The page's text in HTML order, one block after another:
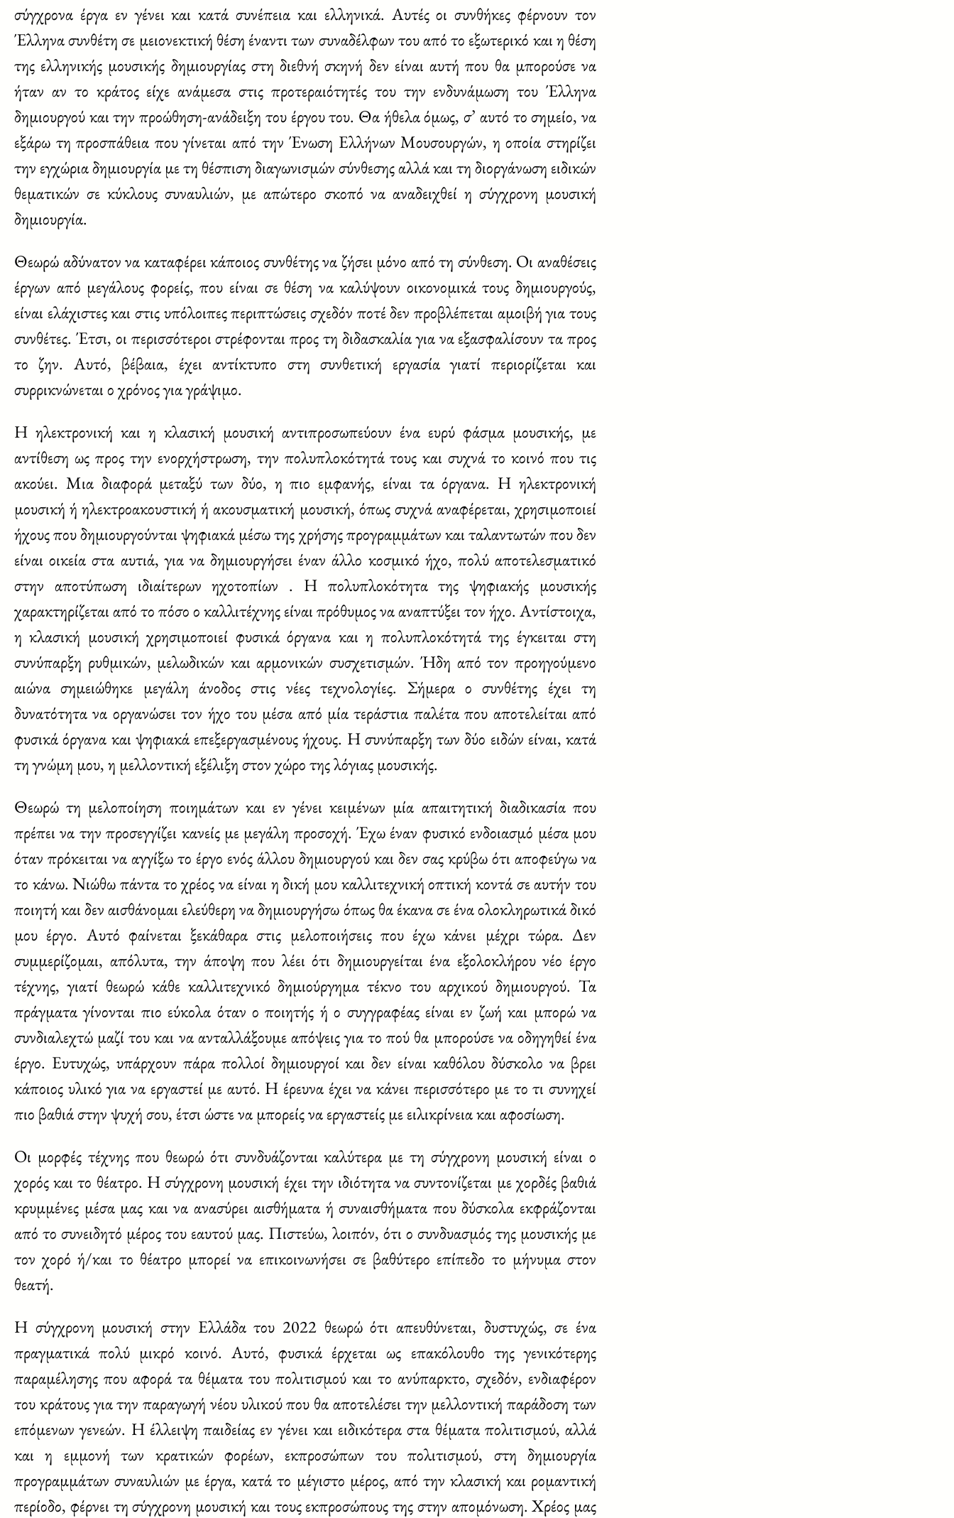
σύγχρονα έργα εν γένει και κατά συνέπεια και ελληνικά. Αυτές οι συνθήκες φέρνουν τον
Έλληνα συνθέτη σε μειονεκτική θέση έναντι των συναδέλφων του από το εξωτερικό και η θέση
της ελληνικής μουσικής δημιουργίας στη διεθνή σκηνή δεν είναι αυτή που θα μπορούσε να
ήταν αν το κράτος είχε ανάμεσα στις προτεραιότητές του την ενδυνάμωση του Έλληνα
δημιουργού και την προώθηση-ανάδειξη του έργου του. Θα ήθελα όμως, σ’ αυτό το σημείο, να
εξάρω τη προσπάθεια που γίνεται από την Ένωση Ελλήνων Μουσουργών, η οποία στηρίζει
την εγχώρια δημιουργία με τη θέσπιση διαγωνισμών σύνθεσης αλλά και τη διοργάνωση ειδικών
θεματικών σε κύκλους συναυλιών, με απώτερο σκοπό να αναδειχθεί η σύγχρονη μουσική
δημιουργία.
Θεωρώ αδύνατον να καταφέρει κάποιος συνθέτης να ζήσει μόνο από τη σύνθεση. Οι αναθέσεις
έργων από μεγάλους φορείς, που είναι σε θέση να καλύψουν οικονομικά τους δημιουργούς,
είναι ελάχιστες και στις υπόλοιπες περιπτώσεις σχεδόν ποτέ δεν προβλέπεται αμοιβή για τους
συνθέτες. Έτσι, οι περισσότεροι στρέφονται προς τη διδασκαλία για να εξασφαλίσουν τα προς
το ζην. Αυτό, βέβαια, έχει αντίκτυπο στη συνθετική εργασία γιατί περιορίζεται και
συρρικνώνεται ο χρόνος για γράψιμο.
Η ηλεκτρονική και η κλασική μουσική αντιπροσωπεύουν ένα ευρύ φάσμα μουσικής, με
αντίθεση ως προς την ενορχήστρωση, την πολυπλοκότητά τους και συχνά το κοινό που τις
ακούει. Μια διαφορά μεταξύ των δύο, η πιο εμφανής, είναι τα όργανα. Η ηλεκτρονική
μουσική ή ηλεκτροακουστική ή ακουσματική μουσική, όπως συχνά αναφέρεται, χρησιμοποιεί
ήχους που δημιουργούνται ψηφιακά μέσω της χρήσης προγραμμάτων και ταλαντωτών που δεν
είναι οικεία στα αυτιά, για να δημιουργήσει έναν άλλο κοσμικό ήχο, πολύ αποτελεσματικό
στην αποτύπωση ιδιαίτερων ηχοτοπίων . Η πολυπλοκότητα της ψηφιακής μουσικής
χαρακτηρίζεται από το πόσο ο καλλιτέχνης είναι πρόθυμος να αναπτύξει τον ήχο. Αντίστοιχα,
η κλασική μουσική χρησιμοποιεί φυσικά όργανα και η πολυπλοκότητά της έγκειται στη
συνύπαρξη ρυθμικών, μελωδικών και αρμονικών συσχετισμών. Ήδη από τον προηγούμενο
αιώνα σημειώθηκε μεγάλη άνοδος στις νέες τεχνολογίες. Σήμερα ο συνθέτης έχει τη
δυνατότητα να οργανώσει τον ήχο του μέσα από μία τεράστια παλέτα που αποτελείται από
φυσικά όργανα και ψηφιακά επεξεργασμένους ήχους. Η συνύπαρξη των δύο ειδών είναι, κατά
τη γνώμη μου, η μελλοντική εξέλιξη στον χώρο της λόγιας μουσικής.
Θεωρώ τη μελοποίηση ποιημάτων και εν γένει κειμένων μία απαιτητική διαδικασία που
πρέπει να την προσεγγίζει κανείς με μεγάλη προσοχή. Έχω έναν φυσικό ενδοιασμό μέσα μου
όταν πρόκειται να αγγίξω το έργο ενός άλλου δημιουργού και δεν σας κρύβω ότι αποφεύγω να
το κάνω. Νιώθω πάντα το χρέος να είναι η δική μου καλλιτεχνική οπτική κοντά σε αυτήν του
ποιητή και δεν αισθάνομαι ελεύθερη να δημιουργήσω όπως θα έκανα σε ένα ολοκληρωτικά δικό
μου έργο. Αυτό φαίνεται ξεκάθαρα στις μελοποιήσεις που έχω κάνει μέχρι τώρα. Δεν
συμμερίζομαι, απόλυτα, την άποψη που λέει ότι δημιουργείται ένα εξολοκλήρου νέο έργο
τέχνης, γιατί θεωρώ κάθε καλλιτεχνικό δημιούργημα τέκνο του αρχικού δημιουργού. Τα
πράγματα γίνονται πιο εύκολα όταν ο ποιητής ή ο συγγραφέας είναι εν ζωή και μπορώ να
συνδιαλεχτώ μαζί του και να ανταλλάξουμε απόψεις για το πού θα μπορούσε να οδηγηθεί ένα
έργο. Ευτυχώς, υπάρχουν πάρα πολλοί δημιουργοί και δεν είναι καθόλου δύσκολο να βρει
κάποιος υλικό για να εργαστεί με αυτό. Η έρευνα έχει να κάνει περισσότερο με το τι συνηχεί
πιο βαθιά στην ψυχή σου, έτσι ώστε να μπορείς να εργαστείς με ειλικρίνεια και αφοσίωση.
Οι μορφές τέχνης που θεωρώ ότι συνδυάζονται καλύτερα με τη σύγχρονη μουσική είναι ο
χορός και το θέατρο. Η σύγχρονη μουσική έχει την ιδιότητα να συντονίζεται με χορδές βαθιά
κρυμμένες μέσα μας και να ανασύρει αισθήματα ή συναισθήματα που δύσκολα εκφράζονται
από το συνειδητό μέρος του εαυτού μας. Πιστεύω, λοιπόν, ότι ο συνδυασμός της μουσικής με
τον χορό ή/και το θέατρο μπορεί να επικοινωνήσει σε βαθύτερο επίπεδο το μήνυμα στον
θεατή.
Η σύγχρονη μουσική στην Ελλάδα του 2022 θεωρώ ότι απευθύνεται, δυστυχώς, σε ένα
πραγματικά πολύ μικρό κοινό. Αυτό, φυσικά έρχεται ως επακόλουθο της γενικότερης
παραμέλησης που αφορά τα θέματα του πολιτισμού και το ανύπαρκτο, σχεδόν, ενδιαφέρον
του κράτους για την παραγωγή νέου υλικού που θα αποτελέσει την μελλοντική παράδοση των
επόμενων γενεών. Η έλλειψη παιδείας εν γένει και ειδικότερα στα θέματα πολιτισμού, αλλά
και η εμμονή των κρατικών φορέων, εκπροσώπων του πολιτισμού, στη δημιουργία
προγραμμάτων συναυλιών με έργα, κατά το μέγιστο μέρος, από την κλασική και ρομαντική
περίοδο, φέρνει τη σύγχρονη μουσική και τους εκπροσώπους της στην απομόνωση. Χρέος μας